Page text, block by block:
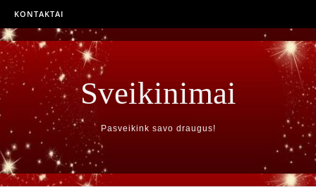
KONTAKTAI
Sveikinimai
Pasveikink savo draugus!